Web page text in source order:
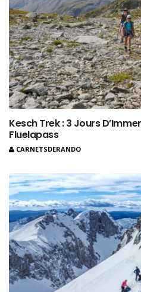
Kesch Trek : 3 Jours
Fluelapass
CARNETSDERANDO